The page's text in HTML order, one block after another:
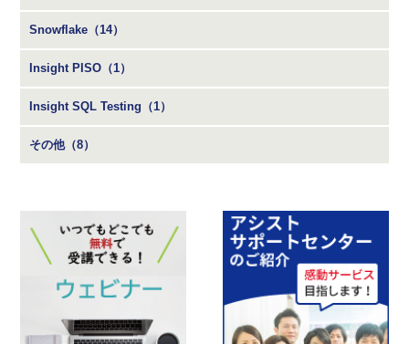
Snowflake（14）
Insight PISO（1）
Insight SQL Testing（1）
その他（8）